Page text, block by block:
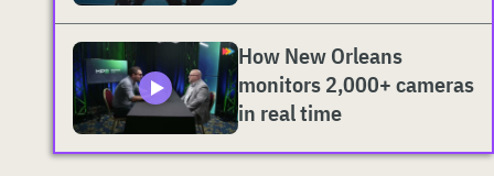
How New Orleans
monitors 2,000+ cameras
in real time